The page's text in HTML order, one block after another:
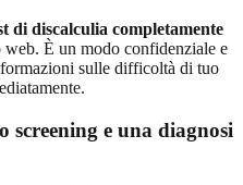
di discalculia completamente
web. È un modo confidenziale e
sulle difficoltà di tuo
screening e una diagnosi